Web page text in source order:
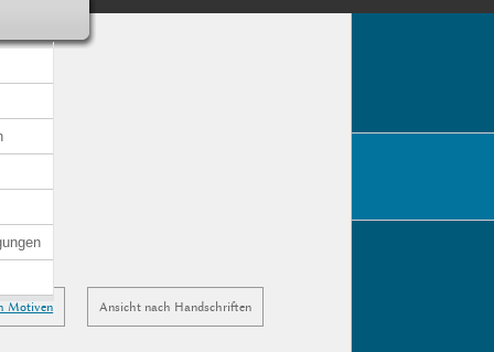
Ansicht nach Handschriften
Motiven